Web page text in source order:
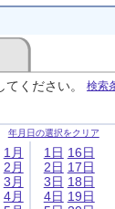
ください。 検索
年月日の選択をクリア
1月
2月
3月
4月
1日
2日
3日
4日
16日
17日
18日
19日